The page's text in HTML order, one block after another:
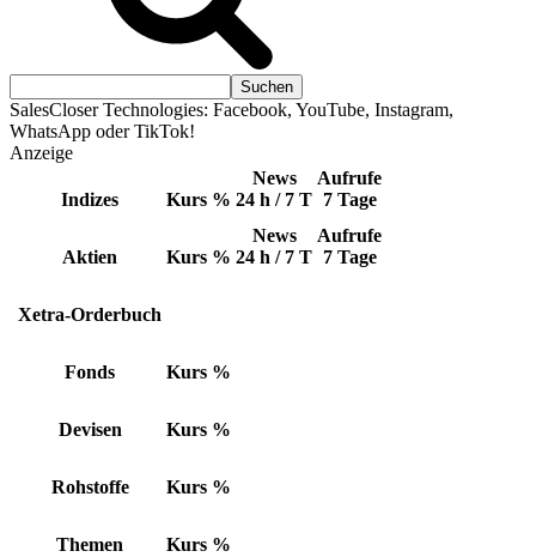
SalesCloser Technologies: Facebook, YouTube, Instagram,
WhatsApp oder TikTok!
Anzeige
Indizes Kurs %
News
24 h / 7 T
Aufrufe
7 Tage
Aktien Kurs %
News
24 h / 7 T
Aufrufe
7 Tage
Xetra-Orderbuch
Fonds Kurs %
Devisen Kurs %
Rohstoffe Kurs %
Themen Kurs %